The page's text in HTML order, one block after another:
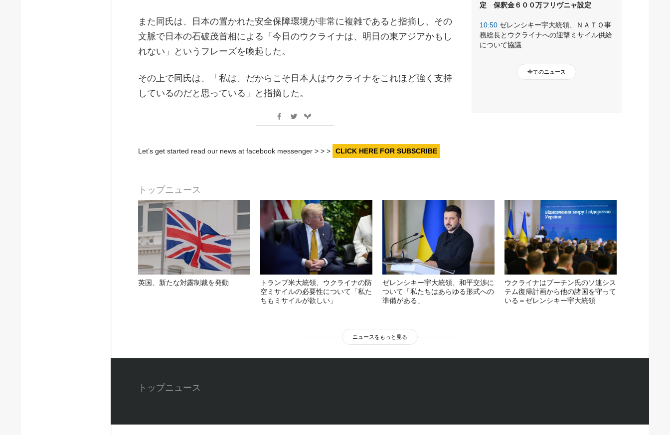
定 保釈金６００万フリヴニャ設定
10:50 ゼレンシキー宇大統領、ＮＡＴＯ事
務総長とウクライナへの迎撃ミサイル供給
について協議
全てのニュース
また同氏は、日本の置かれた安全保障環境が非常に複雑であると指摘し、その
文脈で日本の石破茂首相による「今日のウクライナは、明日の東アジアかもし
れない」というフレーズを喚起した。
その上で同氏は、「私は、だからこそ日本人はウクライナをこれほど強く支持
しているのだと思っている」と指摘した。
Let’s get started read our news at facebook messenger > > > CLICK HERE FOR SUBSCRIBE
トップニュース
英国、新たな対露制裁を発動
トランプ米大統領、ウクライナの防
空ミサイルの必要性について「私た
ちもミサイルが欲しい」
ゼレンシキー宇大統領、和平交渉に
ついて「私たちはあらゆる形式への
準備がある」
ウクライナはプーチン氏のソ連シス
テム復帰計画から他の諸国を守って
いる＝ゼレンシキー宇大統領
ニュースをもっと見る
トップニュース